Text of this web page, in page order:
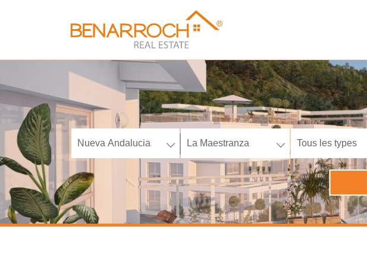
Nueva Andalucia La Maestranza Tous les types